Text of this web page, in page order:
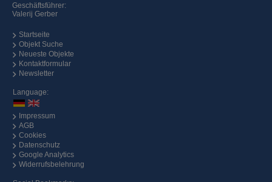
Geschäftsführer:
Valerij Gerber
Startseite
Objekt Suche
Neueste Objekte
Kontaktformular
Newsletter
Language:
Impressum
AGB
Cookies
Datenschutz
Google Analytics
Widerrufsbelehrung